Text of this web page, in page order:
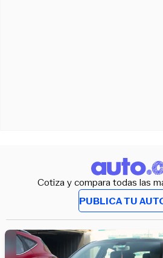
Cotiza y compara todas las
PUBLICA TU